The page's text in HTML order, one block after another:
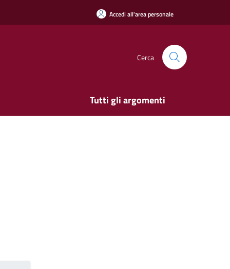
Accedi all'area personale
Cerca
Tutti gli argomenti